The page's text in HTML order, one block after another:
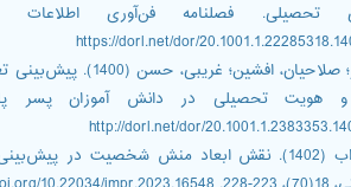
https://dorl.net/dor/
نبئی، صابر؛
http://dorl.net/dor/
نجاری، تراب (1402). نقش ابعاد منش شخصیت